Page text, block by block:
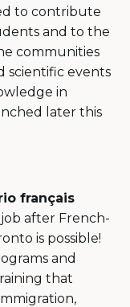
to contribute
and to the
communities
scientific events
in
later this
français
after French-
is possible!
and
that